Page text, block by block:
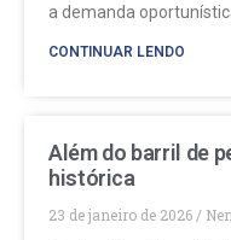
a demanda
CONTINUAR LENDO
Além do barril de
histórica
23 de janeiro de 2026